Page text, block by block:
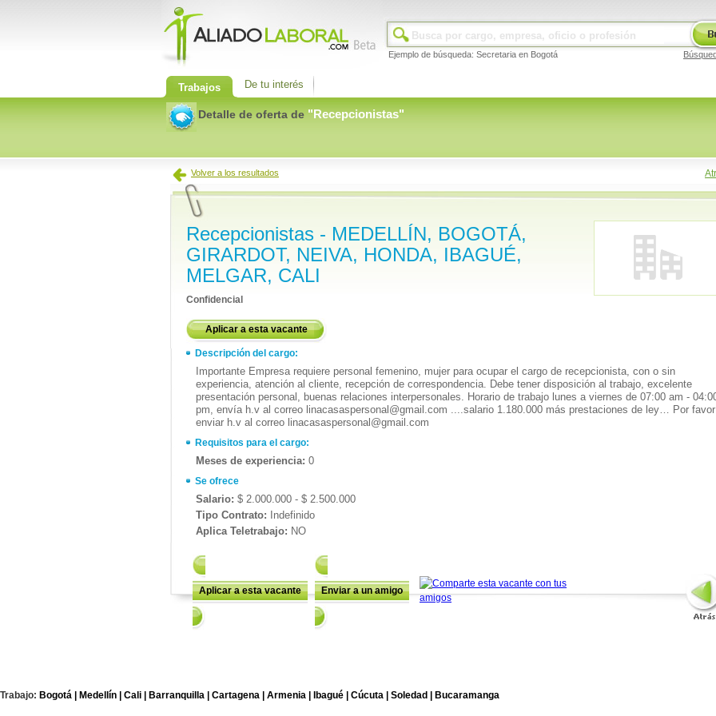
Ejemplo de búsqueda: Secretaria en Bogotá
Trabajos De tu interés
Detalle de oferta de "Recepcionistas"
Volver a los resultados
Recepcionistas - MEDELLÍN, BOGOTÁ,
GIRARDOT, NEIVA, HONDA, IBAGUÉ,
MELGAR, CALI
Confidencial
Aplicar a esta vacante
Descripción del cargo:
Importante Empresa requiere personal femenino, mujer para ocupar el cargo de recepcionista, con o sin
experiencia, atención al cliente, recepción de correspondencia. Debe tener disposición al trabajo, excelente
presentación personal, buenas relaciones interpersonales. Horario de trabajo lunes a viernes de 07:00 am -
pm, envía h.v al correo linacasaspersonal@gmail.com ....salario 1.180.000 más prestaciones de ley… Por favor
enviar h.v al correo linacasaspersonal@gmail.com
Requisitos para el cargo:
Meses de experiencia: 0
Se ofrece
Salario: $ 2.000.000 - $ 2.500.000
Tipo Contrato:
Indefinido
Aplica Teletrabajo: NO
Aplicar a esta vacante Enviar a un amigo
Trabajo: Bogotá | Medellín | Cali | Barranquilla | Cartagena | Armenia | Ibagué | Cúcuta | Soledad | Bucaramanga